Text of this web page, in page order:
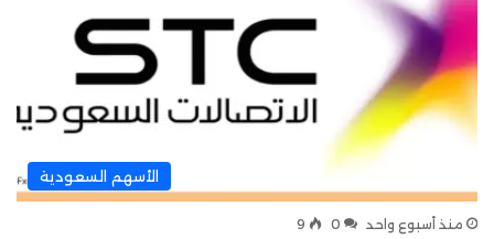
الأسهم السعودية
منذ أسبوع واحد 0
9